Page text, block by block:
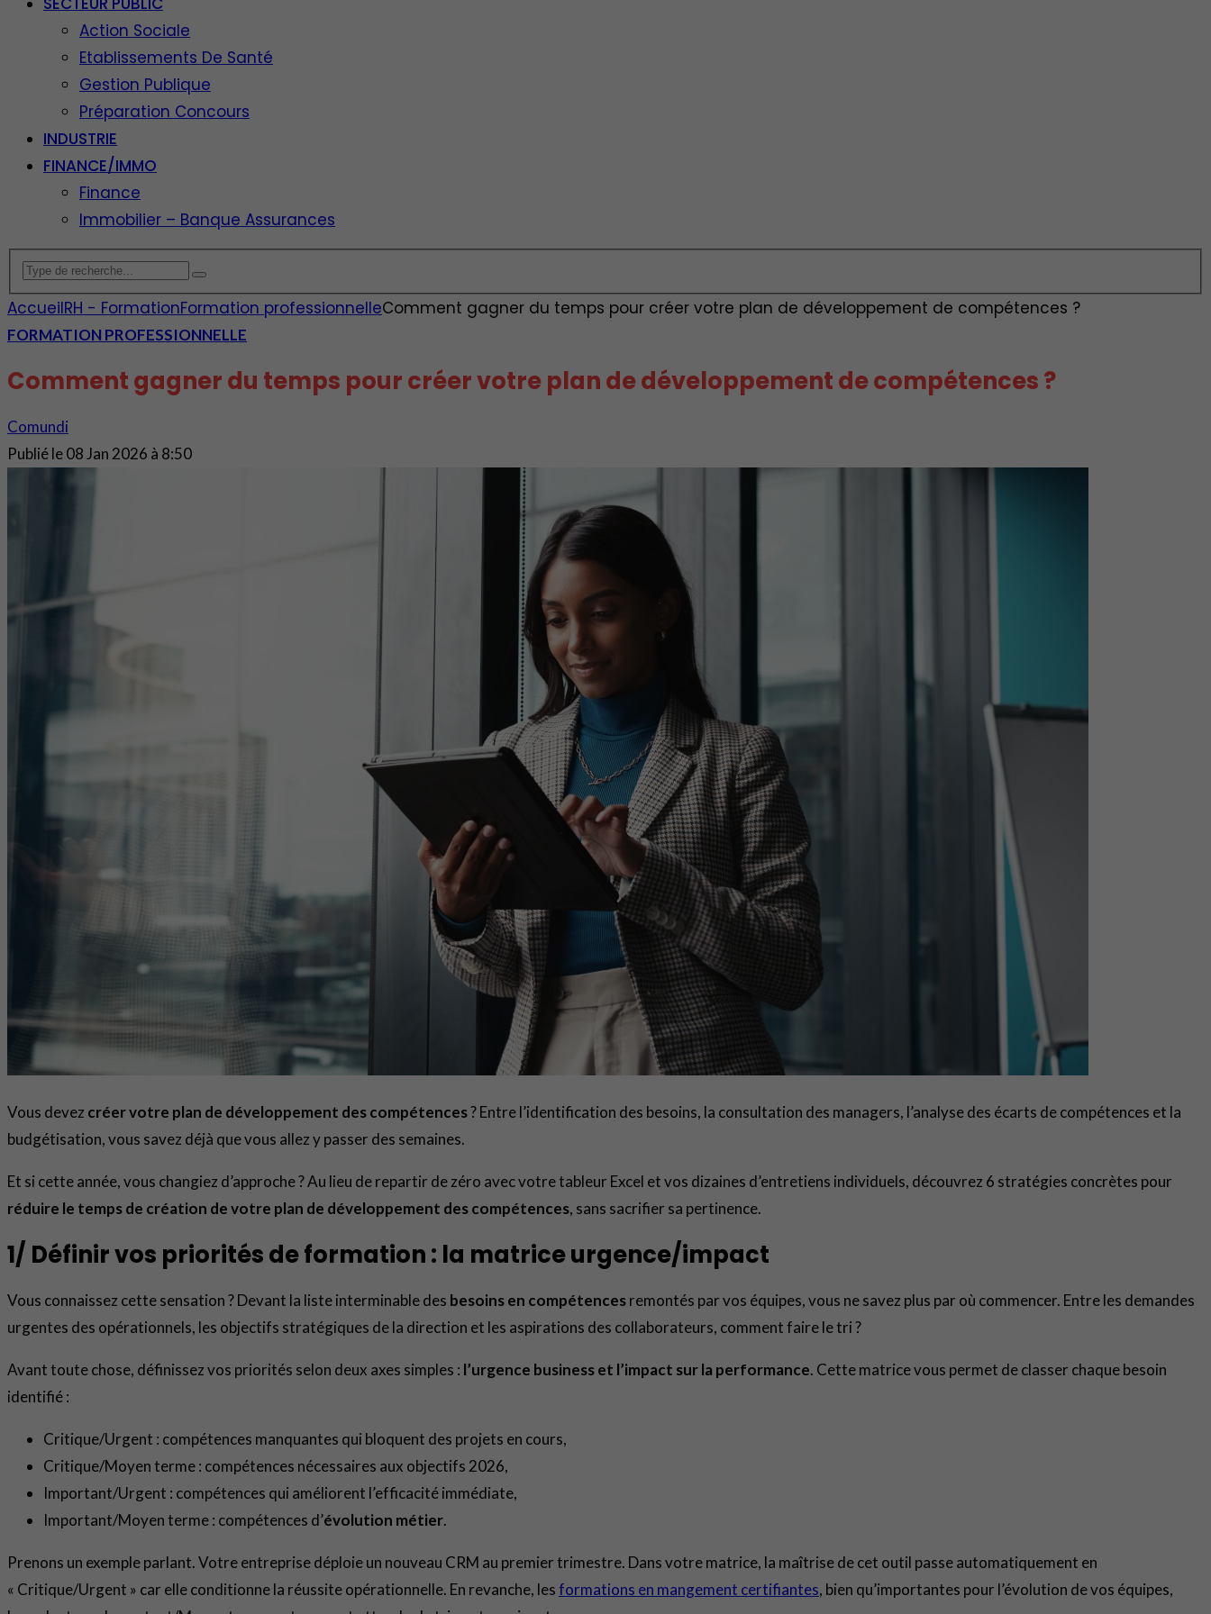
Action Sociale
Etablissements De Santé
Gestion Publique
Préparation Concours
INDUSTRIE
FINANCE/IMMO
Finance
Immobilier – Banque Assurances
AccueilRH - FormationFormation professionnelleComment gagner du temps pour créer votre plan de développement de compétences ?
FORMATION PROFESSIONNELLE
Comment gagner du temps pour créer votre plan de développement de compétences ?
Comundi
Publié le08 Jan 2026 à 8:50
Vous devez créer votre plan de développement des compétences? Entre l’identification des besoins, la consultation des managers, l’analyse des écarts de compétences et la
budgétisation, vous savez déjà que vous allez y passer des semaines.
Et si cette année, vous changiez d’approche ? Au lieu de repartir de zéro avec votre tableur Excel et vos dizaines d’entretiens individuels, découvrez 6 stratégies concrètes pour
réduire le temps de création de votre plan de développement des compétences, sans sacrifier sa pertinence.
1/ Définir vos priorités de formation : la matrice urgence/impact
Vous connaissez cette sensation ? Devant la liste interminable des besoins en compétencesremontés par vos équipes, vous ne savez plus par où commencer. Entre les demandes
urgentes des opérationnels, les objectifs stratégiques de la direction et les aspirations des collaborateurs, comment faire le tri ?
Avant toute chose, définissez vos priorités selon deux axes simples : l’urgence business et l’impact sur la performance. Cette matrice vous permet de classer chaque besoin
identifié :
Critique/Urgent : compétences manquantes qui bloquent des projets en cours,
Critique/Moyen terme : compétences nécessaires aux objectifs 2026,
Important/Urgent : compétences qui améliorent l’efficacité immédiate,
Important/Moyen terme : compétences d’évolution métier.
Prenons un exemple parlant. Votre entreprise déploie un nouveau CRM au premier trimestre. Dans votre matrice, la maîtrise de cet outil passe automatiquement en
« Critique/Urgent » car elle conditionne la réussite opérationnelle. En revanche, lesformations en mangement certifiantes, bien qu’importantes pour l’évolution de vos équipes,